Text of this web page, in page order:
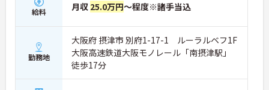
給料 月収 25.0万円～程度※諸手当込
勤務地
大阪府 摂津市 別府1-17-1 ルーラルベフ1F
大阪高速鉄道大阪モノレール「南摂津駅」
徒歩17分